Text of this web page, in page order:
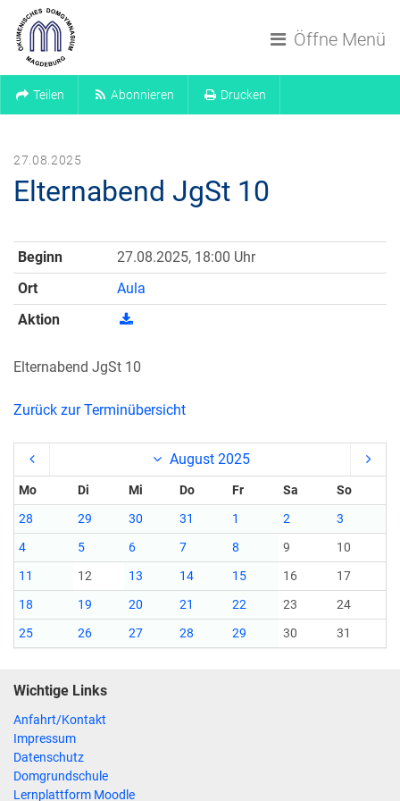
Öffne Menü
Teilen Abonnieren Drucken
27.08.2025
Elternabend JgSt 10
Beginn
27.08.2025, 18:00 Uhr
Ort
Aula
Aktion
Elternabend JgSt 10
Zurück zur Terminübersicht
August 2025
Mo Di Mi Do Fr Sa
So
28
29 30 31 1 2
3
4
5 6 7 8 9
10
11
12 13 14 15 16
17
18
19 20 21 22 23
24
25
26 27 28 29 30 31
Wichtige Links
Anfahrt/Kontakt
Impressum
Datenschutz
Domgrundschule
Lernplattform Moodle